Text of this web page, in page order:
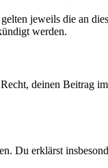
jeweils die an
werden.
deinen Beitrag
Du erklärst